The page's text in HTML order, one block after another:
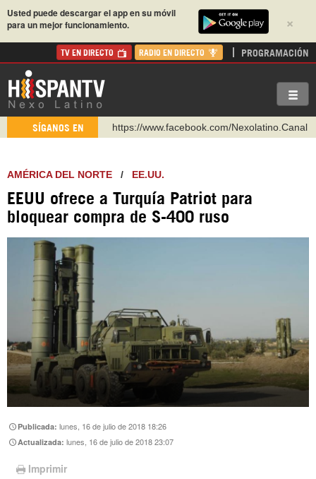
×
Usted puede descargar el app en su móvil
para un mejor funcionamiento.
TV EN DIRECTO RADIO EN DIRECTO PROGRAMACIÓN
SÍGANOS EN
https://www.facebook.com/Nexolatino.Canal
http://twitter.com/nexo_latino
https://t.me/hispantvcanal
https://urmedium.com/c/hispantv
AMÉRICA DEL NORTE / EE.UU.
EEUU ofrece a Turquía Patriot para
bloquear compra de S-400 ruso
Publicada:lunes, 16 de julio de 2018 18:26
Actualizada:lunes, 16 de julio de 2018 23:07
Imprimir